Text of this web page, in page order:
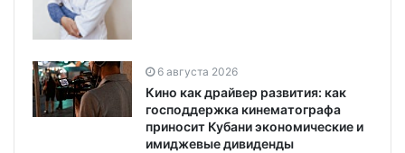
6 августа 2026
Кино как драйвер развития: как
господдержка кинематографа
приносит Кубани экономические и
имиджевые дивиденды